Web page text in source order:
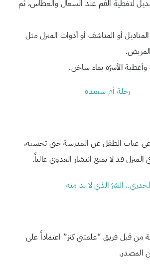
لتغطية الفم عند السعال والعطاس، ثم
أو المناشف أو أدوات المنزل مثل
الأسرّة بماء ساخن.
غياب الطفل عن المدرسة حتى تحسنه،
المنزل قد لا يمنع انتشار العدوى غالباً.
الشرّ الذي لا بد منه
من قبل فريق “علمتني كنز” اعتماداً على
المصدر.